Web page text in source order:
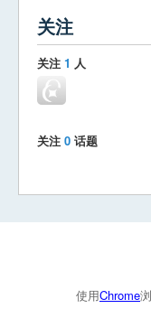
关注
关注 1 人
关注 0 话题
使用Chrome